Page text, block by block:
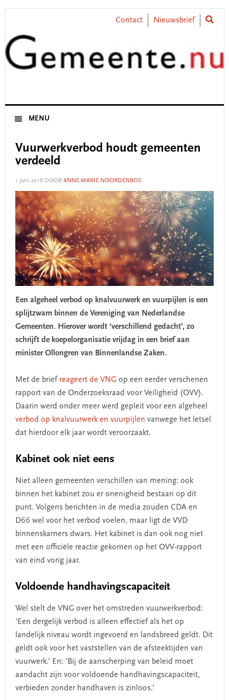
Skip
primary
navigation
Skip
content
Skip
primary
sidebar
Skip
footer
Contact Nieuwsbrief
MENU
Vuurwerkverbod houdt gemeenten
verdeeld
1 juni 2018DOOR ANNE-MARIE NOORDENBOS
Een algeheel verbod op knalvuurwerk en vuurpijlen is een
splijtzwam binnen de Vereniging van Nederlandse
Gemeenten. Hierover wordt ‘verschillend gedacht’, zo
schrijft de koepelorganisatie vrijdag in een brief aan
minister Ollongren van Binnenlandse Zaken.
Met de brief reageert de VNG op een eerder verschenen
rapport van de Onderzoeksraad voor Veiligheid (OVV).
Daarin werd onder meer werd gepleit voor een algeheel
verbod op knalvuurwerk en vuurpijlen vanwege het letsel
dat hierdoor elk jaar wordt veroorzaakt.
Kabinet ook niet eens
Niet alleen gemeenten verschillen van mening: ook
binnen het kabinet zou er onenigheid bestaan op dit
punt. Volgens berichten in de media zouden CDA en
D66 wel voor het verbod voelen, maar ligt de VVD
binnenskamers dwars. Het kabinet is dan ook nog niet
met een officiële reactie gekomen op het OVV-rapport
van eind vorig jaar.
Voldoende handhavingscapaciteit
Wel stelt de VNG over het omstreden vuurwerkverbod:
‘Een dergelijk verbod is alleen effectief als het op
landelijk niveau wordt ingevoerd en landsbreed geldt. Dit
geldt ook voor het vaststellen van de afsteektijden van
vuurwerk.’ En: ‘Bij de aanscherping van beleid moet
aandacht zijn voor voldoende handhavingscapaciteit,
verbieden zonder handhaven is zinloos.’